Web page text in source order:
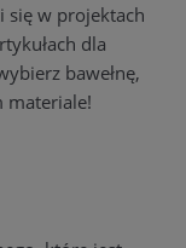
się w projektach
dla
bawełnę,
materiale!